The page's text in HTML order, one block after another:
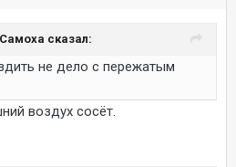
сказал:
не дело с пережатым
воздух сосёт.